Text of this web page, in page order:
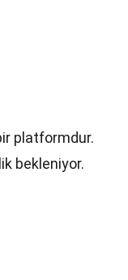
platformdur.
bekleniyor.